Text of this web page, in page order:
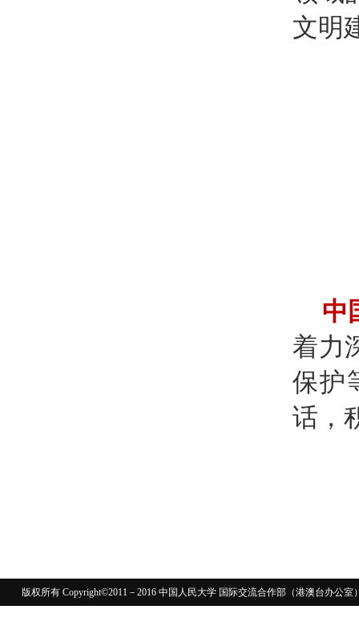
文明
中
着力
保护
话，
版权所有 Copyright©2011－2016 中国人民大学 国际交流合作部（港澳台办